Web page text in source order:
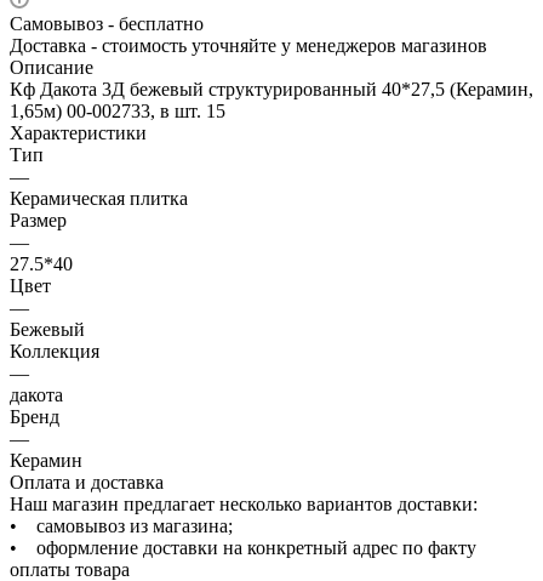
Самовывоз - бесплатно
Доставка - стоимость уточняйте у менеджеров магазинов
Описание
Кф Дакота 3Д бежевый структурированный 40*27,5 (Керамин,
1,65м) 00-002733, в шт. 15
Характеристики
Тип
—
Керамическая плитка
Размер
—
27.5*40
Цвет
—
Бежевый
Коллекция
—
дакота
Бренд
—
Керамин
Оплата и доставка
Наш магазин предлагает несколько вариантов доставки:
• самовывоз из магазина;
• оформление доставки на конкретный адрес по факту
оплаты товара